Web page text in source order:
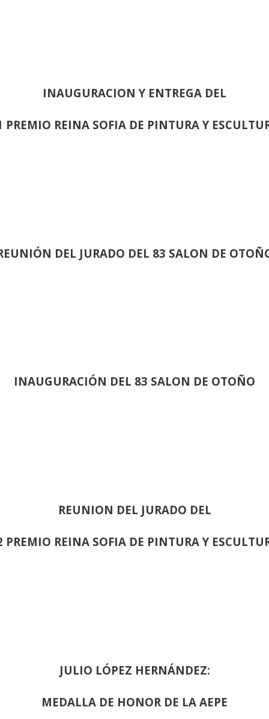
INAUGURACION Y ENTREGA DEL
PREMIO REINA SOFIA DE PINTURA Y
DEL JURADO DEL 83 SALON DE
INAUGURACIÓN DEL 83 SALON DE OTOÑO
REUNION DEL JURADO DEL
PREMIO REINA SOFIA DE PINTURA Y
JULIO LÓPEZ HERNÁNDEZ:
MEDALLA DE HONOR DE LA AEPE